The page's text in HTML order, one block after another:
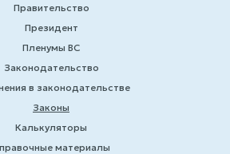
Правительство
Президент
Пленумы ВС
Законодательство
в законодательстве
Законы
Калькуляторы
материалы